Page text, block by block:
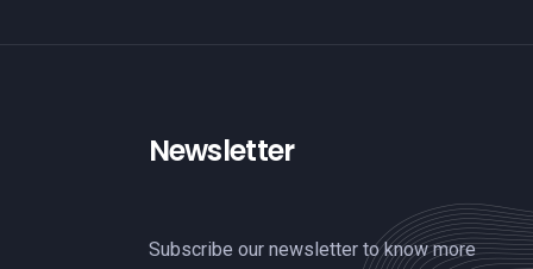
Newsletter
Subscribe our newsletter to know more